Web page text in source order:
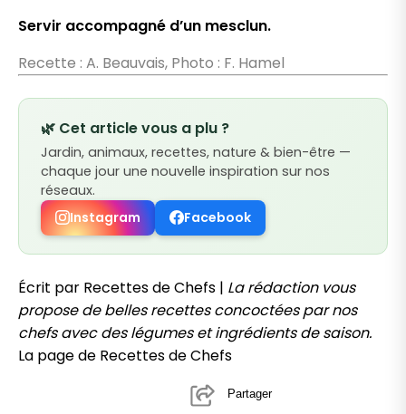
Servir accompagné d’un mesclun.
Recette : A. Beauvais, Photo : F. Hamel
🌿 Cet article vous a plu ?
Jardin, animaux, recettes, nature & bien-être —
chaque jour une nouvelle inspiration sur nos
réseaux.
Instagram
Facebook
Écrit par Recettes de Chefs | La rédaction vous
propose de belles recettes concoctées par nos
chefs avec des légumes et ingrédients de saison.
La page de Recettes de Chefs
Partager